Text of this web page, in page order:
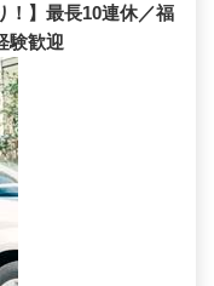
！】最長10連休／福
験歓迎